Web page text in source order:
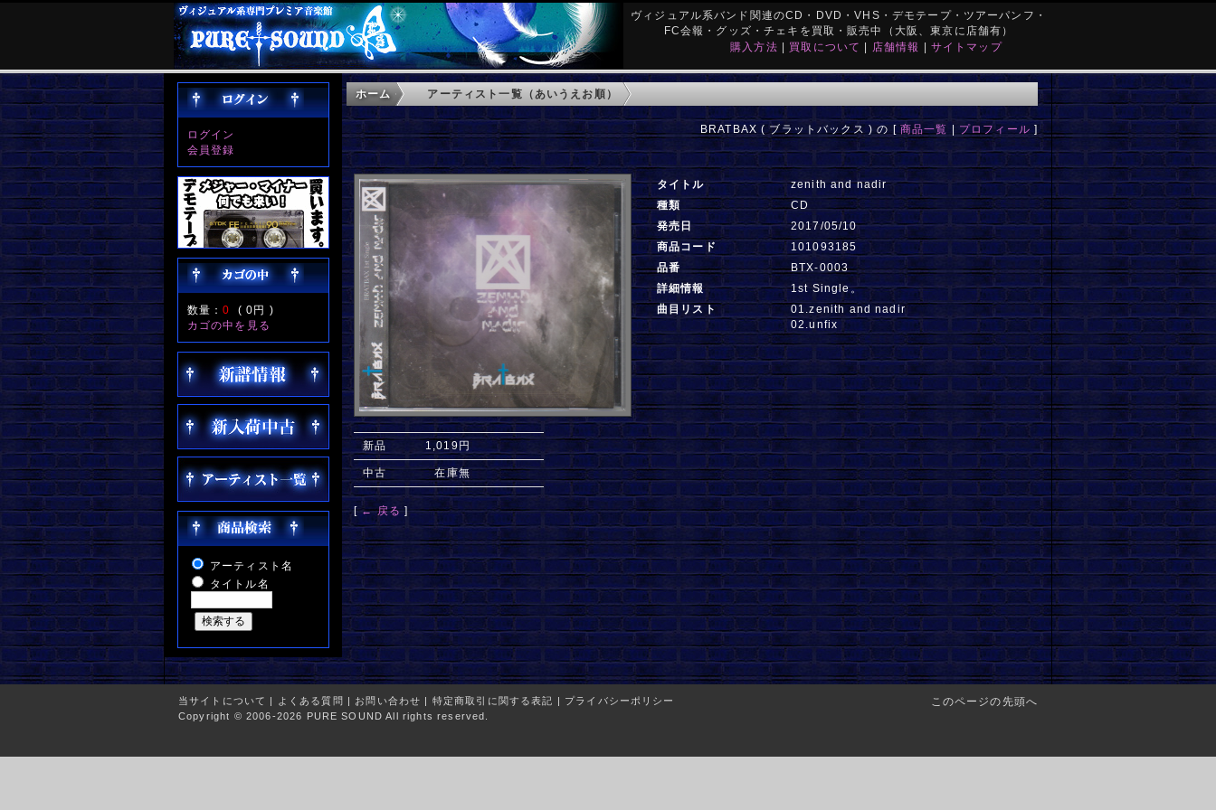
ヴィジュアル系バンド関連のCD・DVD・VHS・デモテープ・ツアーパンフ・
FC会報・グッズ・チェキを買取・販売中（大阪、東京に店舗有）
購入方法 | 買取について | 店舗情報 | サイトマップ
ログイン
会員登録
数量：0 (0円 )
カゴの中を見る
アーティスト名
タイトル名
ホーム アーティスト一覧（あいうえお順）
BRATBAX ( ブラットバックス ) の [ 商品一覧 | プロフィール ]
新品 1,019円
中古 在庫無
[← 戻る]
タイトル
zenith and nadir
種類
CD
発売日
2017/05/10
商品コード
101093185
品番
BTX-0003
詳細情報
1st Single。
曲目リスト
01.zenith and nadir
02.unfix
このページの先頭へ
当サイトについて | よくある質問 | お問い合わせ | 特定商取引に関する表記 | プライバシーポリシー
Copyright © 2006-2026 PURE SOUND All rights reserved.